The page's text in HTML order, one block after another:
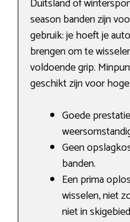
Duitsland of
season banden zijn
gebruik: je hoeft je
brengen om te
voldoende grip.
geschikt zijn voor
Goede
Geen
banden.
Een prima
wisselen, niet
niet in